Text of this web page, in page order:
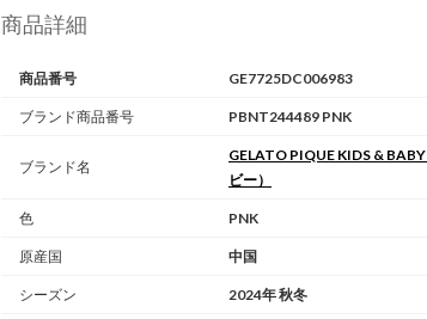
商品詳細
商品番号 GE7725DC006983
ブランド商品番号 PBNT244489 PNK
ブランド名
GELATO PIQUE KIDS & BABY
ビー）
色 PNK
原産国 中国
シーズン 2024年 秋冬